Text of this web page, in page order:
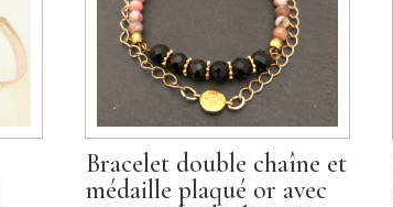
Bracelet double chaîne et
médaille plaqué or avec